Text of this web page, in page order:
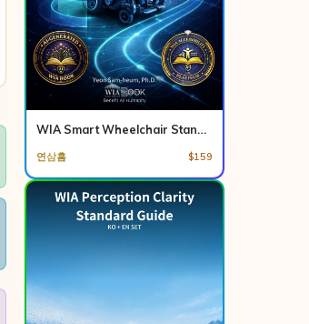
WIA Smart Wheelchair Standard Guide (세트/SET)
연삼흠 $159